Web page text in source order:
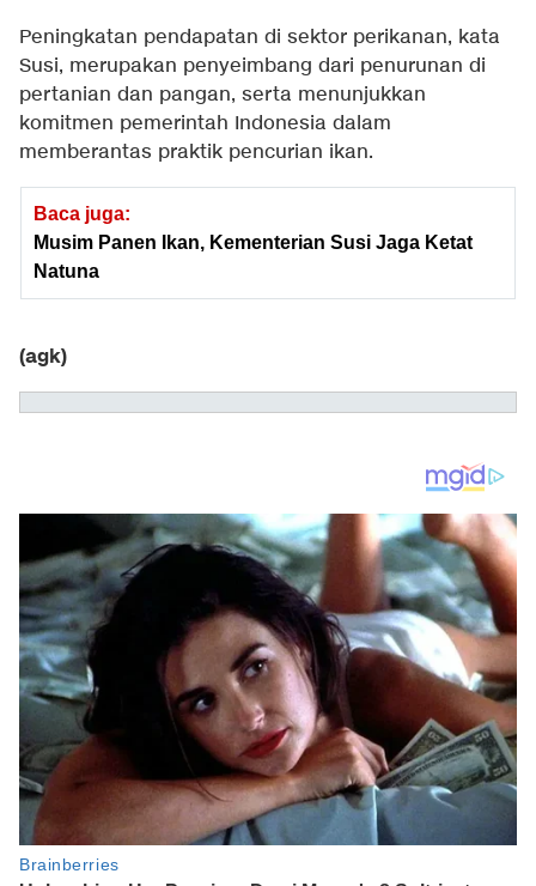
Peningkatan pendapatan di sektor perikanan, kata
Susi, merupakan penyeimbang dari penurunan di
pertanian dan pangan, serta menunjukkan
komitmen pemerintah Indonesia dalam
memberantas praktik pencurian ikan.
Baca juga:
Musim Panen Ikan, Kementerian Susi Jaga Ketat
Natuna
(agk)